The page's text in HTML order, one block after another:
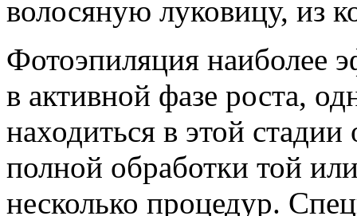
волосяную луковицу, из
Фотоэпиляция наиболее
в активной фазе роста,
находиться в этой
полной обработки той
несколько процедур.